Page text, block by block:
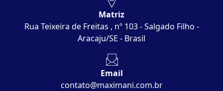
Matriz
Rua Teixeira de Freitas , nº 103 - Salgado Filho -
Aracaju/SE - Brasil
Email
contato@maximani.com.br